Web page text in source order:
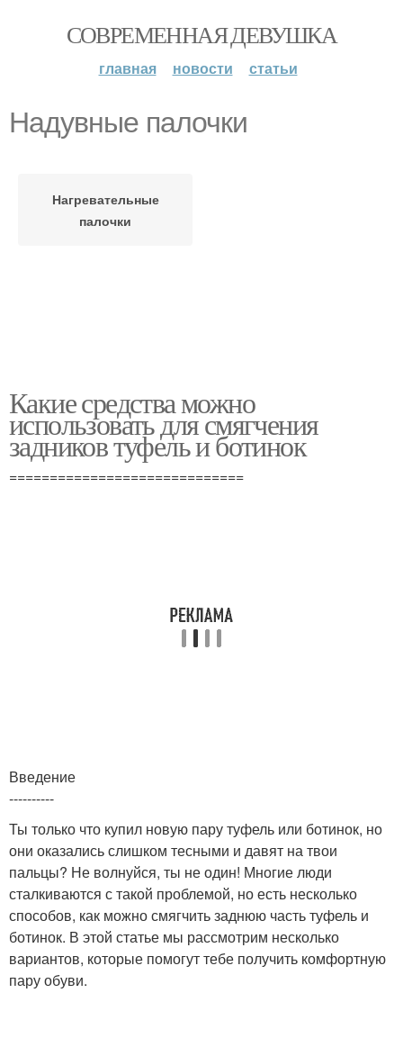
СОВРЕМЕННАЯ ДЕВУШКА
главная новости статьи
Надувные палочки
Нагревательные
палочки
Какие средства можно
использовать для смягчения
задников туфель и ботинок
=============================
Введение
----------
Ты только что купил новую пару туфель или ботинок, но
они оказались слишком тесными и давят на твои
пальцы? Не волнуйся, ты не один! Многие люди
сталкиваются с такой проблемой, но есть несколько
способов, как можно смягчить заднюю часть туфель и
ботинок. В этой статье мы рассмотрим несколько
вариантов, которые помогут тебе получить комфортную
пару обуви.